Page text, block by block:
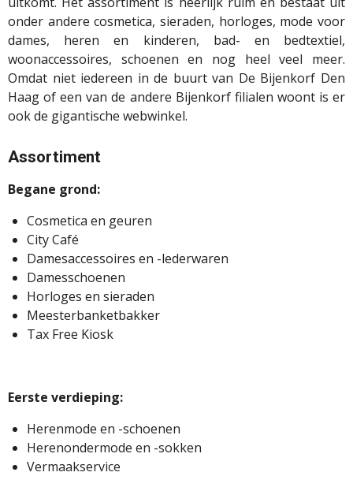
onder andere cosmetica, sieraden, horloges, mode voor
dames, heren en kinderen, bad- en bedtextiel,
woonaccessoires, schoenen en nog heel veel meer.
Omdat niet iedereen in de buurt van De Bijenkorf Den
Haag of een van de andere Bijenkorf filialen woont is er
ook de gigantische webwinkel.
Assortiment
Begane grond:
Cosmetica en geuren
City Café
Damesaccessoires en -lederwaren
Damesschoenen
Horloges en sieraden
Meesterbanketbakker
Tax Free Kiosk
Eerste verdieping:
Herenmode en -schoenen
Herenondermode en -sokken
Vermaakservice